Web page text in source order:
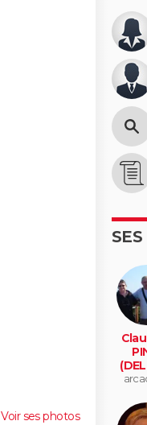
Voir ses photos